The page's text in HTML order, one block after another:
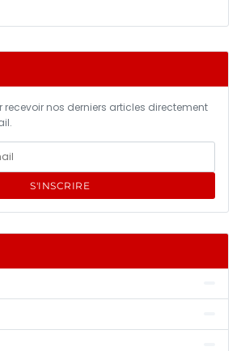
recevoir nos derniers articles directement
S'INSCRIRE